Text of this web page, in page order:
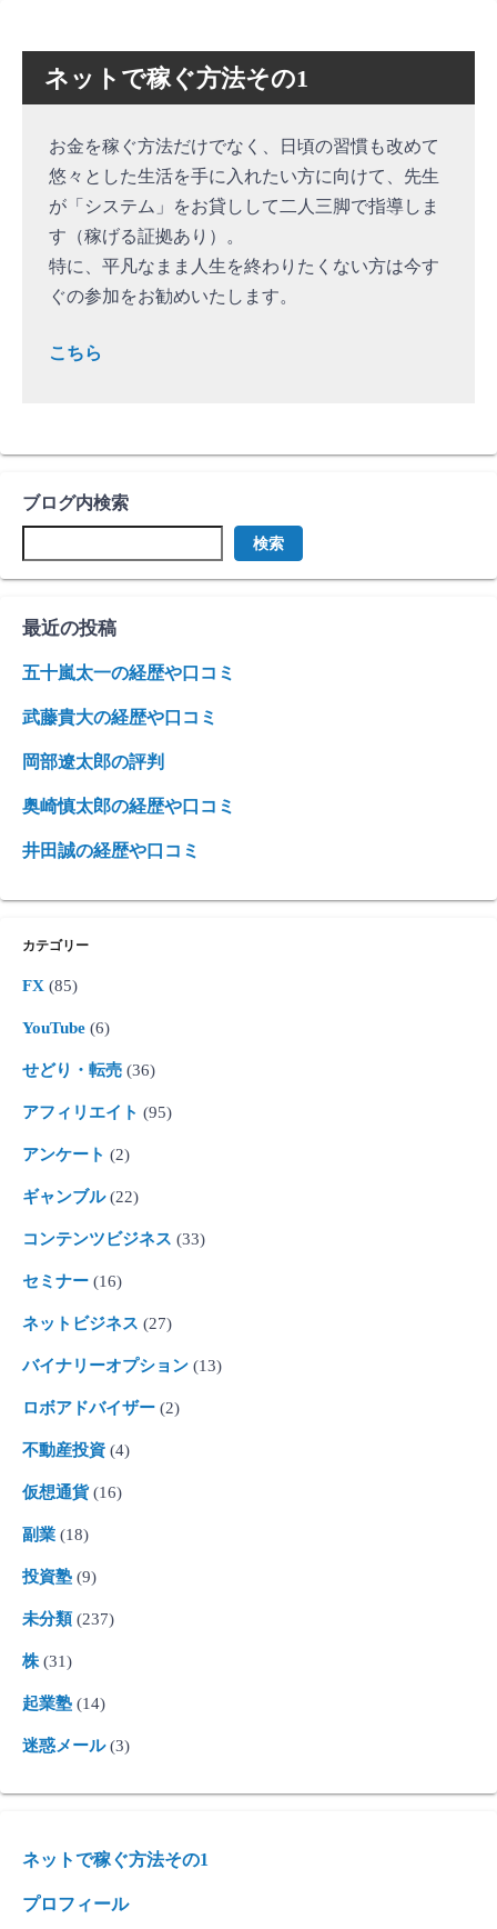
ネットで稼ぐ方法その1
お金を稼ぐ方法だけでなく、日頃の習慣も改めて
悠々とした生活を手に入れたい方に向けて、先生
が「システム」をお貸しして二人三脚で指導しま
す（稼げる証拠あり）。
特に、平凡なまま人生を終わりたくない方は今す
ぐの参加をお勧めいたします。
こちら
ブログ内検索
検索
最近の投稿
五十嵐太一の経歴や口コミ
武藤貴大の経歴や口コミ
岡部遼太郎の評判
奥崎慎太郎の経歴や口コミ
井田誠の経歴や口コミ
カテゴリー
FX (85)
YouTube (6)
せどり・転売 (36)
アフィリエイト (95)
アンケート (2)
ギャンブル(22)
コンテンツビジネス (33)
セミナー (16)
ネットビジネス (27)
バイナリーオプション (13)
ロボアドバイザー (2)
不動産投資 (4)
仮想通貨(16)
副業 (18)
投資塾 (9)
未分類 (237)
株 (31)
起業塾 (14)
迷惑メール(3)
ネットで稼ぐ方法その1
プロフィール